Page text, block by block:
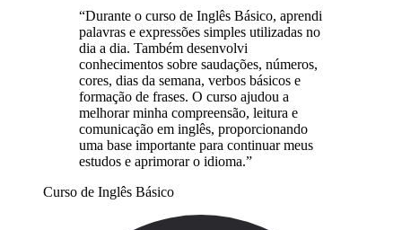
“Durante o curso de Inglês Básico, aprendi
palavras e expressões simples utilizadas no
dia a dia. Também desenvolvi
conhecimentos sobre saudações, números,
cores, dias da semana, verbos básicos e
formação de frases. O curso ajudou a
melhorar minha compreensão, leitura e
comunicação em inglês, proporcionando
uma base importante para continuar meus
estudos e aprimorar o idioma.”
Curso de Inglês Básico